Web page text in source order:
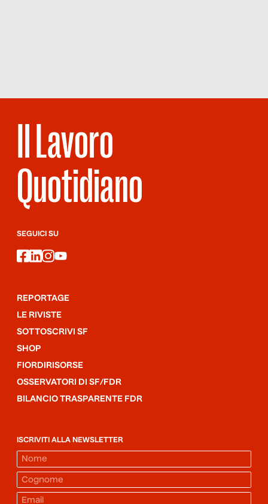
Il Lavoro
Quotidiano
SEGUICI SU
facebook
linkedin
instagram
youtube
REPORTAGE
LE RIVISTE
SOTTOSCRIVI SF
SHOP
FIORDIRISORSE
OSSERVATORI DI SF/FDR
BILANCIO TRASPARENTE FDR
ISCRIVITI ALLA NEWSLETTER